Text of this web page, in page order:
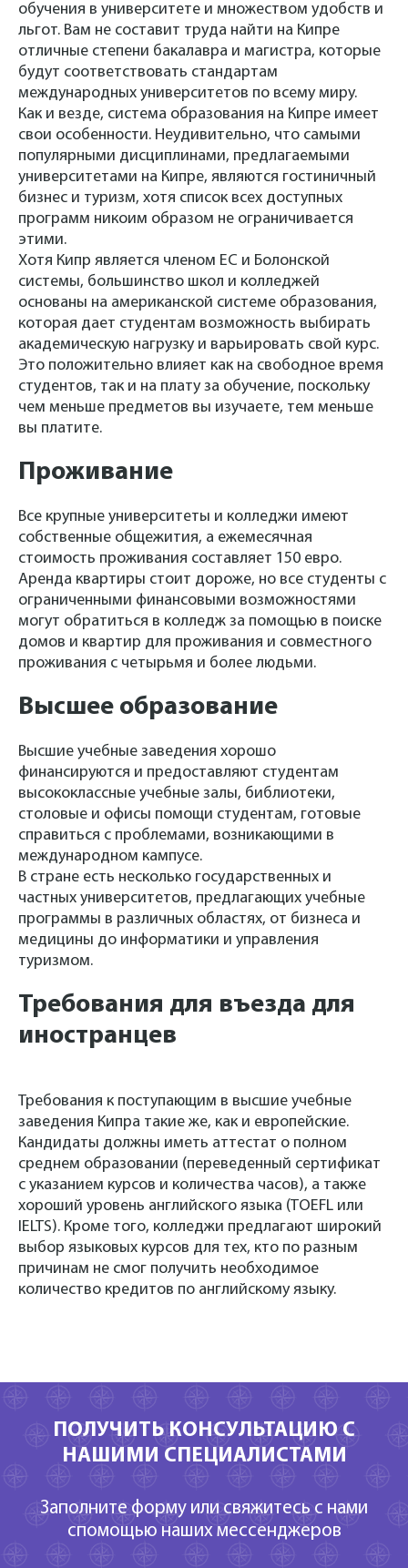
обучения в университете и множеством удобств и
льгот. Вам не составит труда найти на Кипре
отличные степени бакалавра и магистра, которые
будут соответствовать стандартам
международных университетов по всему миру.
Как и везде, система образования на Кипре имеет
свои особенности. Неудивительно, что самыми
популярными дисциплинами, предлагаемыми
университетами на Кипре, являются гостиничный
бизнес и туризм, хотя список всех доступных
программ никоим образом не ограничивается
этими.
Хотя Кипр является членом ЕС и Болонской
системы, большинство школ и колледжей
основаны на американской системе образования,
которая дает студентам возможность выбирать
академическую нагрузку и варьировать свой курс.
Это положительно влияет как на свободное время
студентов, так и на плату за обучение, поскольку
чем меньше предметов вы изучаете, тем меньше
вы платите.
Проживание
Все крупные университеты и колледжи имеют
собственные общежития, а ежемесячная
стоимость проживания составляет 150 евро.
Аренда квартиры стоит дороже, но все студенты с
ограниченными финансовыми возможностями
могут обратиться в колледж за помощью в поиске
домов и квартир для проживания и совместного
проживания с четырьмя и более людьми.
Высшее образование
Высшие учебные заведения хорошо
финансируются и предоставляют студентам
высококлассные учебные залы, библиотеки,
столовые и офисы помощи студентам, готовые
справиться с проблемами, возникающими в
международном кампусе.
В стране есть несколько государственных и
частных университетов, предлагающих учебные
программы в различных областях, от бизнеса и
медицины до информатики и управления
туризмом.
Требования для въезда для
иностранцев
Требования к поступающим в высшие учебные
заведения Кипра такие же, как и европейские.
Кандидаты должны иметь аттестат о полном
среднем образовании (переведенный сертификат
с указанием курсов и количества часов), а также
хороший уровень английского языка (TOEFL или
IELTS). Кроме того, колледжи предлагают широкий
выбор языковых курсов для тех, кто по разным
причинам не смог получить необходимое
количество кредитов по английскому языку.
ПОЛУЧИТЬ КОНСУЛЬТАЦИЮ С
НАШИМИ СПЕЦИАЛИСТАМИ
Заполните форму или свяжитесь с нами
спомощью наших мессенджеров